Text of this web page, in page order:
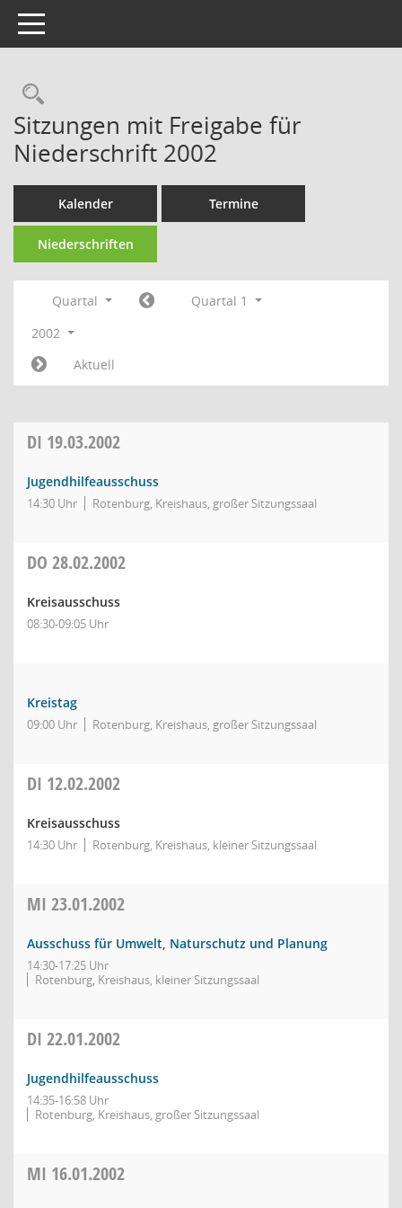
Toggle navigation
Rechercheauswahl
Sitzungen mit Freigabe für
Niederschrift 2002
Kalender Termine
Niederschriften
Quartal
Quartal 1
2002
Aktuell
DI 19.03.2002
Jugendhilfeausschuss
14:30 Uhr Rotenburg, Kreishaus, großer Sitzungssaal
DO 28.02.2002
Kreisausschuss
08:30-09:05 Uhr
Kreistag
09:00 Uhr Rotenburg, Kreishaus, großer Sitzungssaal
DI 12.02.2002
Kreisausschuss
14:30 Uhr Rotenburg, Kreishaus, kleiner Sitzungssaal
MI 23.01.2002
Ausschuss für Umwelt, Naturschutz und Planung
14:30-17:25 Uhr
Rotenburg, Kreishaus, kleiner Sitzungssaal
DI 22.01.2002
Jugendhilfeausschuss
14:35-16:58 Uhr
Rotenburg, Kreishaus, großer Sitzungssaal
MI 16.01.2002